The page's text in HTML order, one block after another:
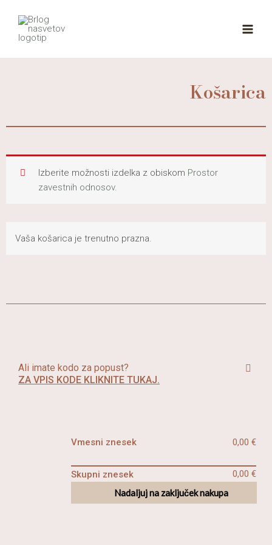
content
Košarica
Izberite možnosti izdelka z obiskom Prostor
zavestnih odnosov.
Vaša košarica je trenutno prazna.
Ali imate kodo za popust?
ZA VPIS KODE KLIKNITE TUKAJ.
Vmesni znesek 0,00€
Skupni znesek 0,00€
Nadaljuj na zaključek nakupa